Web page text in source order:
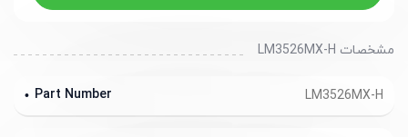
مشخصات LM3526MX-H
LM3526MX-H
Part Number